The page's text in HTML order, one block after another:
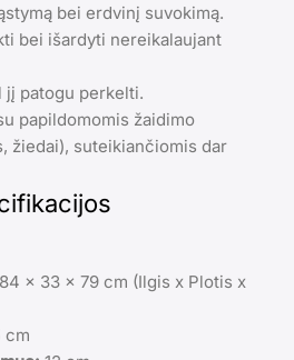
bei erdvinį suvokimą.
bei išardyti nereikalaujant
jį patogu perkelti.
papildomomis žaidimo
žiedai), suteikiančiomis dar
84 x 33 x 79 cm (Ilgis x Plotis x
cm